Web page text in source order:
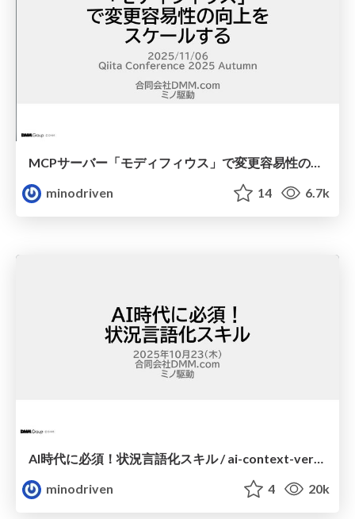
MCPサーバー「モディフィウス」で変更容易性の向上をスケールする / modifius
minodriven
14 6.7k
AI時代に必須！状況言語化スキル / ai-context-verbalization
minodriven
4 20k